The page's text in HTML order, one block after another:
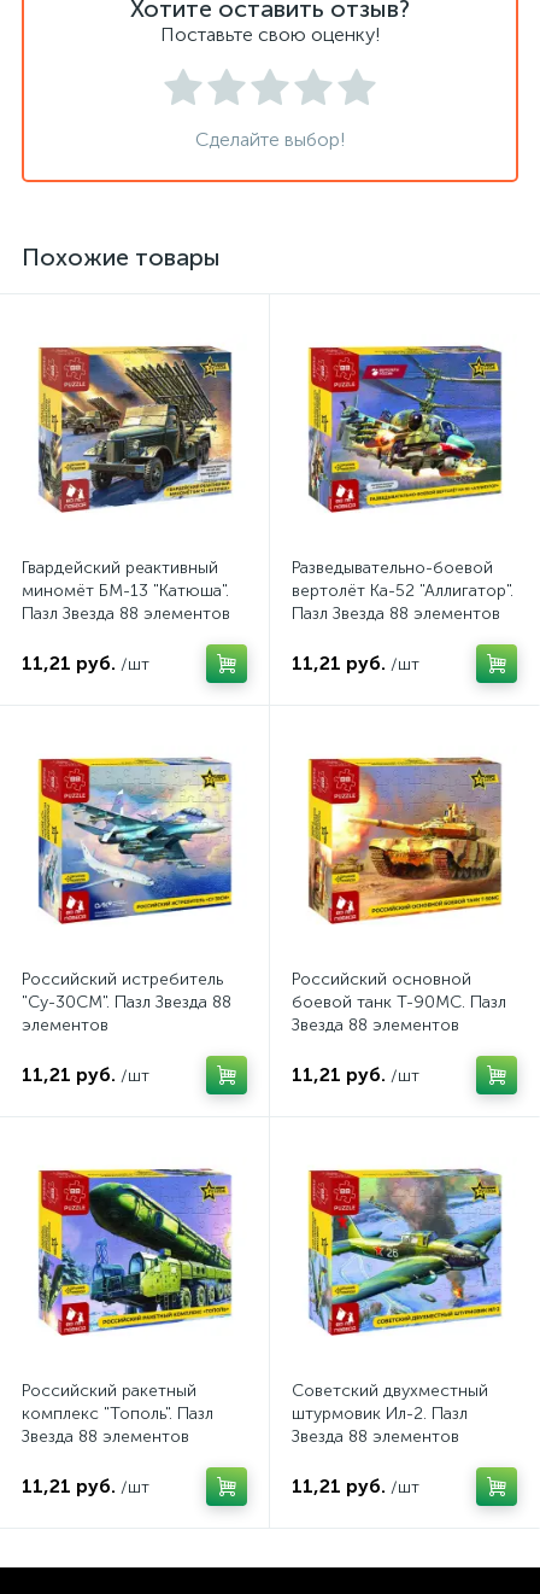
Хотите оставить отзыв?
Поставьте свою оценку!
Сделайте выбор!
Похожие товары
Гвардейский реактивный
миномёт БМ-13 "Катюша".
Пазл Звезда 88 элементов
11,21 руб. /шт
Разведывательно-боевой
вертолёт Ка-52 "Аллигатор".
Пазл Звезда 88 элементов
11,21 руб. /шт
Российский истребитель
"Су-30СМ". Пазл Звезда 88
элементов
11,21 руб. /шт
Российский основной
боевой танк Т-90МС. Пазл
Звезда 88 элементов
11,21 руб. /шт
Российский ракетный
комплекс "Тополь". Пазл
Звезда 88 элементов
11,21 руб. /шт
Советский двухместный
штурмовик Ил-2. Пазл
Звезда 88 элементов
11,21 руб. /шт